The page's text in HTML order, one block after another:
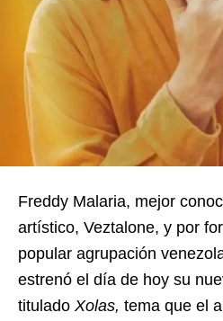
Freddy Malaria, mejor
artístico, Veztalone, y por
popular agrupación
estrenó el día de hoy su
titulado Xolas, tema que el